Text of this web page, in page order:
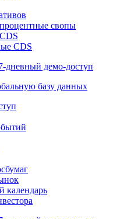
базу данных
свопы
CDS
дневный
базу данных